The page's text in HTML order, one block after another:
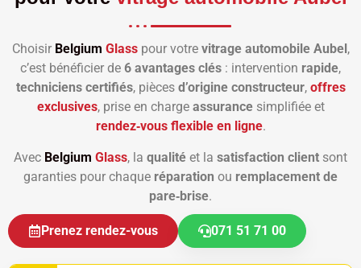
Choisir Belgium Glasspour votre vitrage automobile Aubel ,
c’est bénéficier de 6 avantages clés : intervention rapide,
techniciens certifiés, pièces d’origine constructeur, offres
exclusives, prise en charge assurancesimplifiée et
rendez‑vous flexible en ligne.
Avec Belgium Glass, la qualité et la satisfaction client sont
garanties pour chaque réparation ou remplacement de
pare‑brise.
Prenez rendez-vous 071 51 71 00